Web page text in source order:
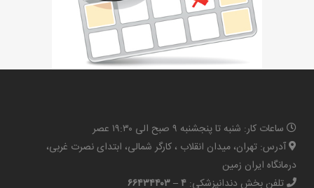
ساعات کار: شنبه تا پنجشنبه ۹ صبح الی ۱۹:۳۰ عصر
آدرس: تهران، میدان انقلاب ، کارگر شمالی، ابتدای نصرت غربی،
درمانگاه ایران زمین
تلفن بخش دندانپزشکی: ۴ – ۶۶۴۳۴۴۰۳